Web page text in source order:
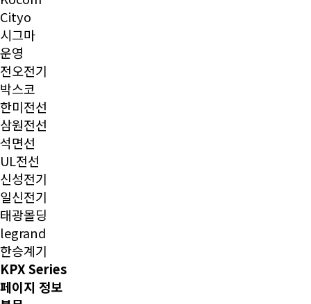
Cityo
시그마
운영
전오전기
박스코
한미전선
삼원전선
석면선
UL전선
신성전기
일신전기
태광몰딩
legrand
한승계기
KPX Series
페이지 정보